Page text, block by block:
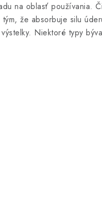
na oblasť používania.
že absorbuje silu
Niektoré typy